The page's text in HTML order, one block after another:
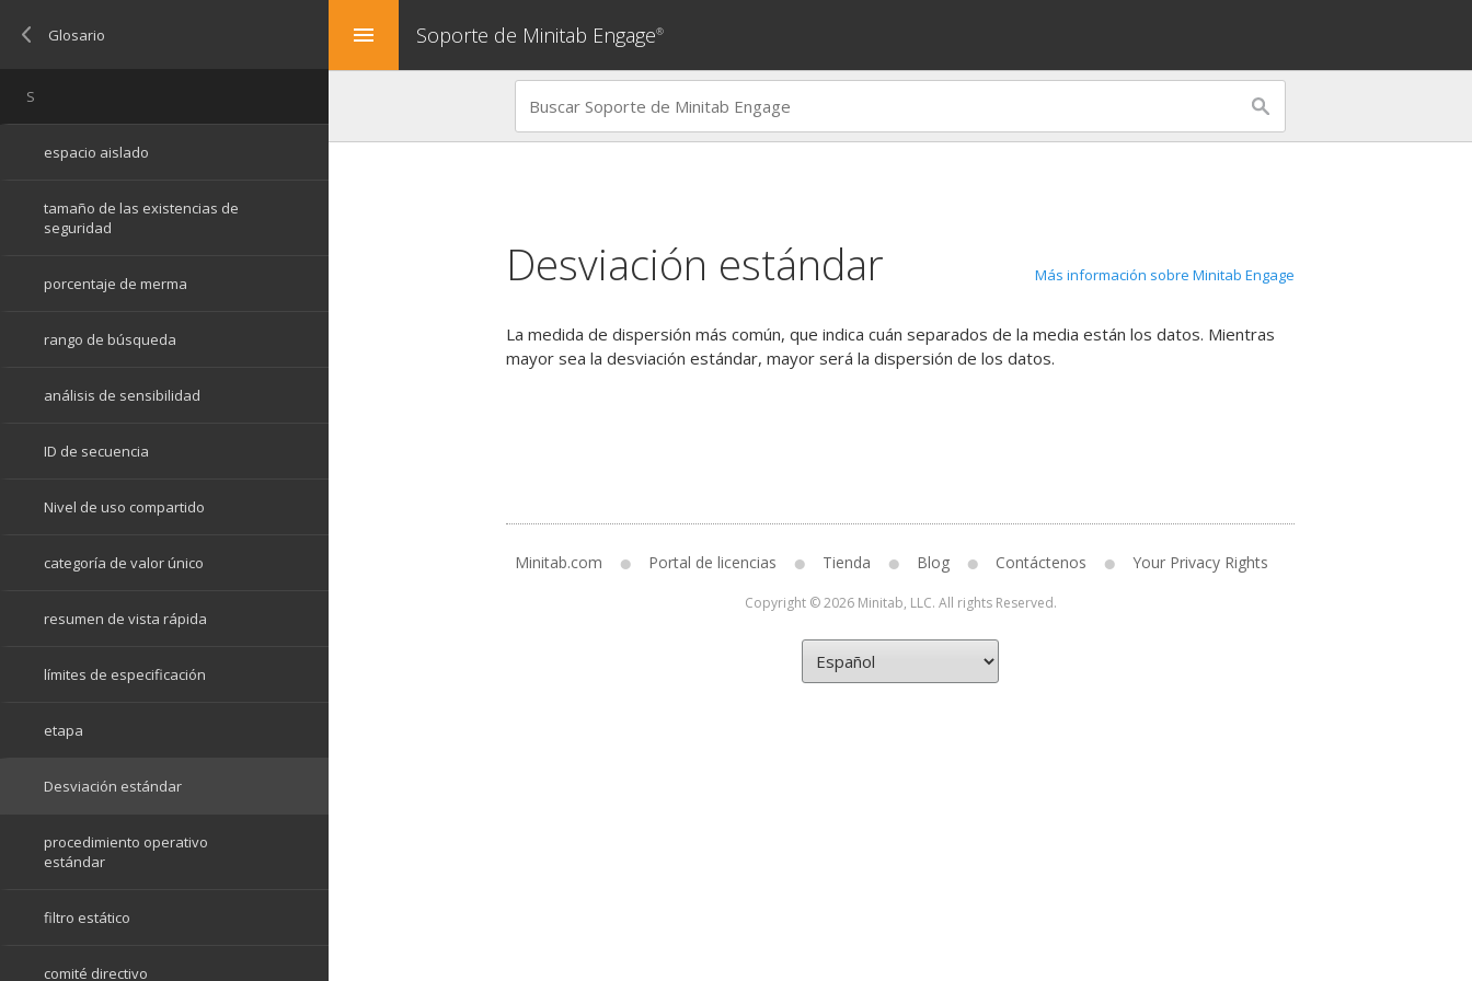
menu Soporte de Minitab Engage®
Desviación estándar Más información sobre Minitab Engage
La medida de dispersión más común, que indica cuán separados de la media están los datos. Mientras
mayor sea la desviación estándar, mayor será la dispersión de los datos.
Minitab.com Portal de licencias Tienda Blog Contáctenos Your Privacy Rights
Copyright © 2026 Minitab, LLC. All rights Reserved.